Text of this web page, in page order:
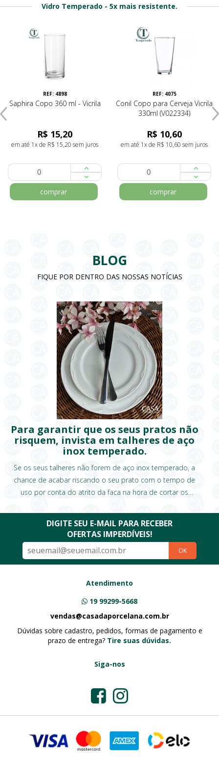
Vidro Temperado - 5x mais resistente.
REF: 4898
Saphira Copo 360 ml - Vicrila
R$ 15,20
em até 1x de R$ 15,20 sem juros
comprar
REF: 4075
Conil Copo para Cerveja Vicrila
330ml (V022334)
R$ 10,60
em até 1x de R$ 10,60 sem juros
comprar
BLOG
FIQUE POR DENTRO DAS NOSSAS NOTÍCIAS
Para garantir que os seus pratos não
risquem, invista em talheres de aço
inox temperado.
Se os seus talheres não forem de aço inox temperado, a
chance de acabar riscando o seu prato com o tempo de
uso por conta do atrito da faca na hora de cortar os
DIGITE SEU E-MAIL PARA RECEBER
OFERTAS IMPERDÍVEIS!
OK
Atendimento
19 99299-5668
vendas@casadaporcelana.com.br
Dúvidas sobre cadastro, pedidos, formas de pagamento e
prazo de entrega? Tire suas dúvidas.
Siga-nos